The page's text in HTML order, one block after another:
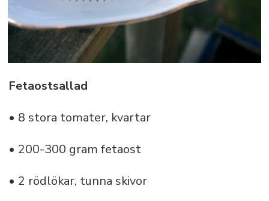
Fetaostsallad
• 8 stora tomater, kvartar
• 200-300 gram fetaost
• 2 rödlökar, tunna skivor